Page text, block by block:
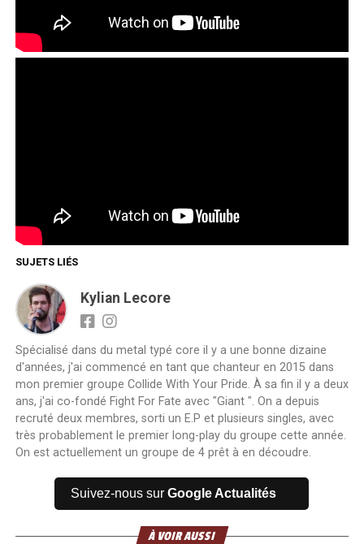
SUJETS LIÉS
Kylian Lecore
Spécialisé dans du metal typé core il y a une bonne dizaine
d'années, j'ai commencé en tant que chanteur en 2015 dans
mon premier groupe Collide With Your Pride. À sa fin il y a deux
ans, j'ai co-fondé Fight For Fate avec "Giant ". On a depuis
recruté deux membres, sorti un E.P et plusieurs singles, avec
très probablement le premier long-play du groupe cette année.
On est actuellement un groupe de 4 prêt à en découdre.
Suivez-nous surGoogle Actualités
À VOIR AUSSI